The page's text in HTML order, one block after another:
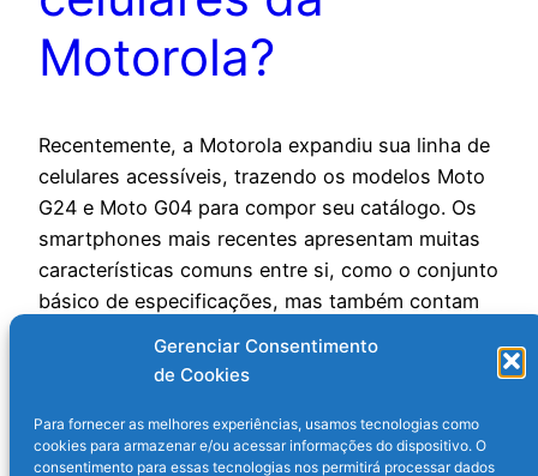
Gerenciar Consentimento
de Cookies
Para fornecer as melhores experiências, usamos tecnologias como
cookies para armazenar e/ou acessar informações do dispositivo. O
consentimento para essas tecnologias nos permitirá processar dados
Motorola?
Recentemente, a Motorola expandiu sua linha de
celulares acessíveis, trazendo os modelos Moto
G24 e Moto G04 para compor seu catálogo. Os
smartphones mais recentes apresentam muitas
características comuns entre si, como o conjunto
básico de especificações, mas também contam
entre os aparelhos está no desempenho, uma
17 de abril de 2024